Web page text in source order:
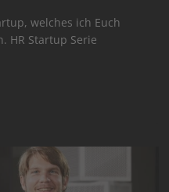
welches ich Euch
HR Startup Serie